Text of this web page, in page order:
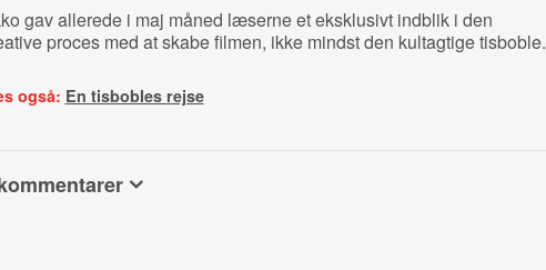
gav allerede i maj måned læserne et eksklusivt indblik i den
proces med at skabe filmen, ikke mindst den kultagtige tisboble.
også: En tisbobles rejse